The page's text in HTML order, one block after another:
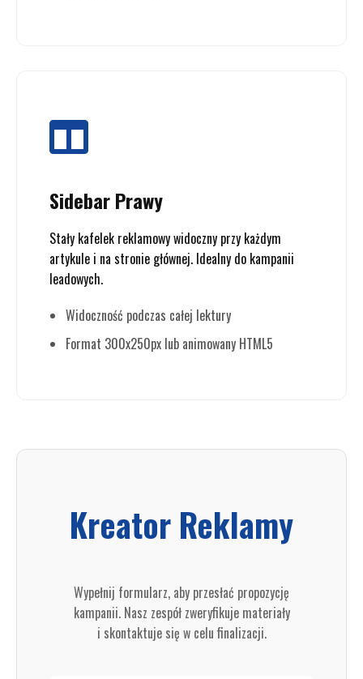
Sidebar Prawy
Stały kafelek reklamowy widoczny przy każdym
artykule i na stronie głównej. Idealny do kampanii
leadowych.
Widoczność podczas całej lektury
Format 300x250px lub animowany HTML5
Kreator Reklamy
Wypełnij formularz, aby przesłać propozycję
kampanii. Nasz zespół zweryfikuje materiały
i skontaktuje się w celu finalizacji.